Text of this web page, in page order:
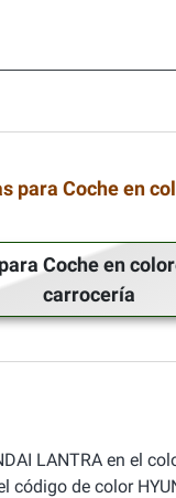
para Coche en
Coche en
carrocería
LANTRA en el
código de color